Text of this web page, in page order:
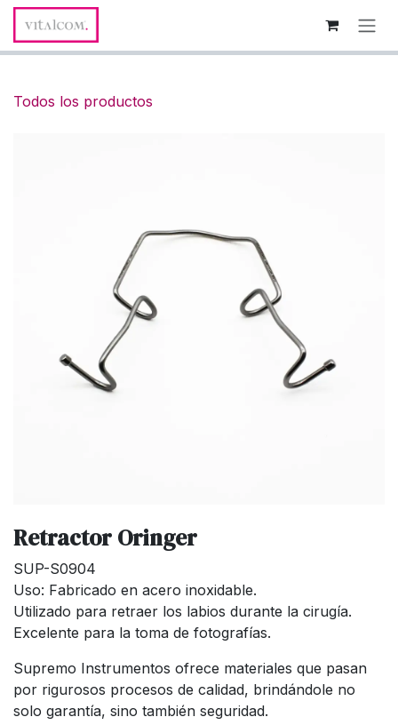
Ir al contenido
Todos los productos
Retractor Oringer
SUP-S0904
Uso: Fabricado en acero inoxidable.
Utilizado para retraer los labios durante la cirugía.
Excelente para la toma de fotografías.
Supremo Instrumentos ofrece materiales que pasan
por rigurosos procesos de calidad, brindándole no
solo garantía, sino también seguridad.